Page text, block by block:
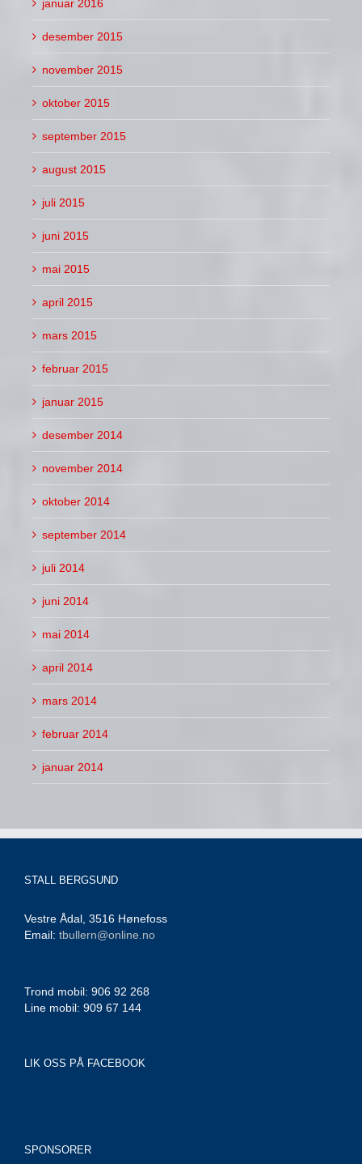
januar 2016
desember 2015
november 2015
oktober 2015
september 2015
august 2015
juli 2015
juni 2015
mai 2015
april 2015
mars 2015
februar 2015
januar 2015
desember 2014
november 2014
oktober 2014
september 2014
juli 2014
juni 2014
mai 2014
april 2014
mars 2014
februar 2014
januar 2014
STALL BERGSUND
Vestre Ådal, 3516 Hønefoss
Email: tbullern@online.no
Trond mobil: 906 92 268
Line mobil: 909 67 144
LIK OSS PÅ FACEBOOK
SPONSORER